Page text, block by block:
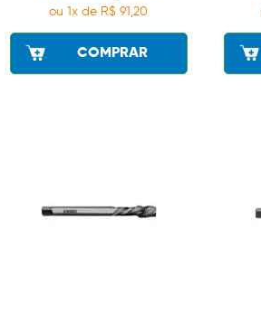
ou 1x de R$ 91,20
COMPRAR